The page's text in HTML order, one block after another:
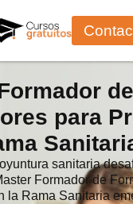
de
para
sanitaria
Formador de
la Rama Sanitaria